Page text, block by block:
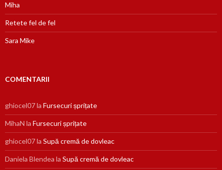
Miha
Retete fel de fel
Sara Mike
COMENTARII
ghiocel07la Fursecuri șprițate
MihaN la Fursecuri șprițate
ghiocel07la Supă cremă de dovleac
Daniela Blendea la Supă cremă de dovleac